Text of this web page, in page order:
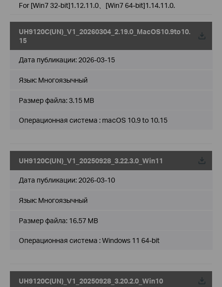
For [Win7 32-bit]1.12.11.0、[Win7 64-bit]1.14.11.0.
UH9120C(UN)_V1_20260304_2.19.0_MacOS10.9to10.
15
Дата публикации: 2026-03-15
Язык: Многоязычный
Размер файла:3.15 MB
Операционная система : macOS 10.9 to 10.15
UH9120C(UN)_V1_20250928_3.22.3.0_Win11
Дата публикации: 2026-03-10
Язык: Многоязычный
Размер файла: 16.57 MB
Операционная система : Windows 11 64-bit
UH9120C(UN)_V1_20250928_3.20.2.0_Win10